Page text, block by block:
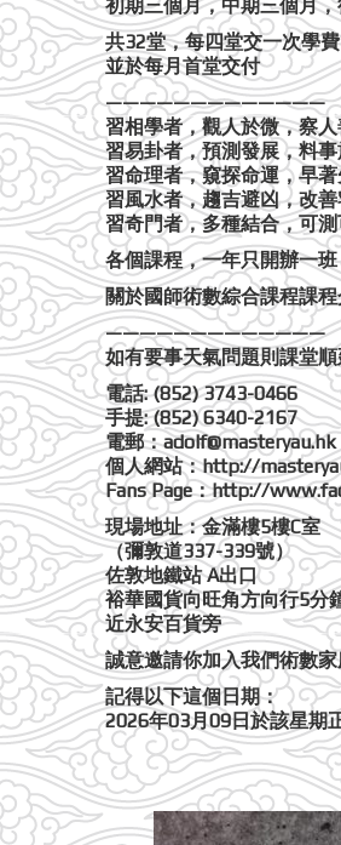
初期三個月，中期三個月
共32堂，每四堂交一次學費
並於每月首堂交付
—————————————
習相學者，觀人於微，察
習易卦者，預測發展，料
習命理者，窺探命運，早
習風水者，趨吉避凶，改
習奇門者，多種結合，可
各個課程，一年只開辦一
關於國師術數綜合課程課
—————————————
如有要事天氣問題則課堂
電話: (852) 3743-0466
手提: (852) 6340-2167
電郵：adolf@masteryau.hk
個人網站：http://
Fans Page：http://
現場地址：金滿樓5樓C室
（彌敦道337-339號）
佐敦地鐵站 A出口
裕華國貨向旺角方向行5分
近永安百貨旁
誠意邀請你加入我們術數
記得以下這個日期：
2026年03月09日於該星期